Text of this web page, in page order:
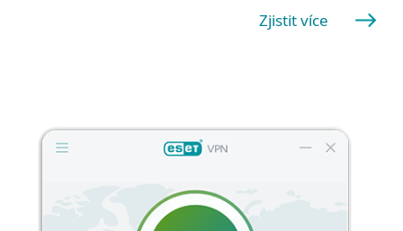
Zjistit více